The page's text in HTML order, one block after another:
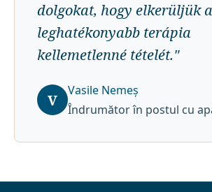
dolgokat, hogy elkerüljük a
leghatékonyabb terápia
kellemetlenné tételét."
V
Vasile Nemeș
Îndrumător în postul cu